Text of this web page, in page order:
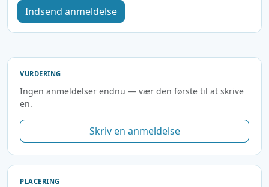
Indsend anmeldelse
VURDERING
Ingen anmeldelser endnu — vær den første til at skrive
en.
Skriv en anmeldelse
PLACERING